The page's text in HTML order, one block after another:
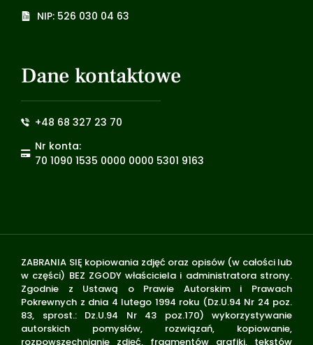
NIP: 526 030 04 63
Dane kontaktowe
+48 68 327 23 70
Nr konta:
70 1090 1535 0000 0000 5301 9163
ZABRANIA SIĘ kopiowania zdjęć oraz opisów (w całości lub
w części) BEZ ZGODY właściciela i administratora strony.
Zgodnie z Ustawą o Prawie Autorskim i Prawach
Pokrewnych z dnia 4 lutego 1994 roku (Dz.U.94 Nr 24 poz.
83, sprost.: Dz.U.94 Nr 43 poz.170) wykorzystywanie
autorskich pomysłów, rozwiązań, kopiowanie,
rozpowszechnianie zdjęć, fragmentów grafiki, tekstów